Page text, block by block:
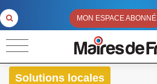
MON ESPACE ABONNÉ
Solutions locales